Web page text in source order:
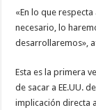
«En lo que
necesario, lo
desarrollaremos»,
Esta es la primera
de sacar a EE.UU.
implicación directa